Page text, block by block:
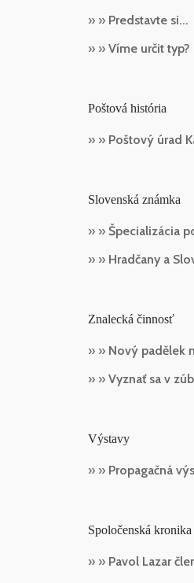
» » Predstavte si...
» » Víme určit typ?
Poštová história
» » Poštový úrad
Slovenská známka
» » Špecializácia
» » Hradčany a
Znalecká činnosť
» » Nový padělek
» » Vyznať sa v
Výstavy
» » Propagačná
Spoločenská kronika
» » Pavol Lazar